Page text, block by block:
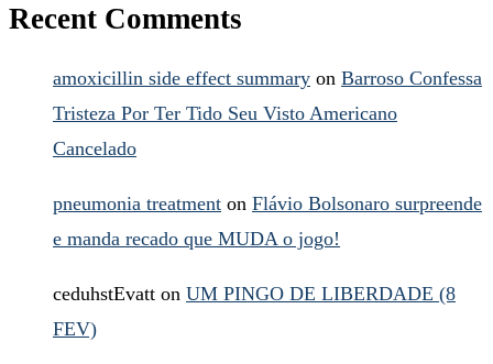
Recent Comments
amoxicillin side effect summary on Barroso Confessa
Tristeza Por Ter Tido Seu Visto Americano
Cancelado
pneumonia treatment on Flávio Bolsonaro surpreende
e manda recado que MUDA o jogo!
ceduhstEvatt on UM PINGO DE LIBERDADE (8
FEV)